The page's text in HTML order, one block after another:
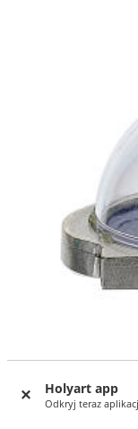
Holyart app
Odkryj teraz
Szopka z